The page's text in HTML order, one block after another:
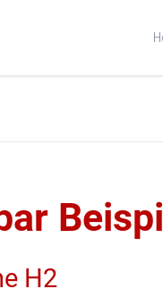
H2